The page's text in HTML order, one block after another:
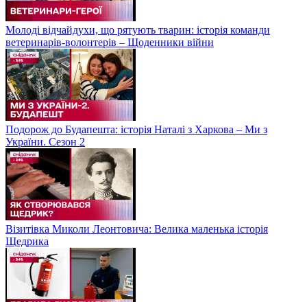
Молоді відчайдухи, що рятують тварин: історія команди
ветеринарів-волонтерів – Щоденники війни
Подорож до Будапешта: історія Наталі з Харкова – Ми з
України. Сезон 2
Візитівка Миколи Леонтовича: Велика маленька історія
Щедрика